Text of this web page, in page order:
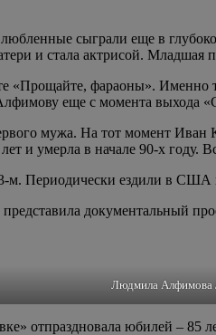
сыграли еще в
и стала актрисой.
«Прощайте, фараоны».
еще с момента выхода
мужа. На тот момент
и умерла в начале 90-х
Периодически ездили в США
документальный
Людмила Алфимова
отпраздновала юбилей –